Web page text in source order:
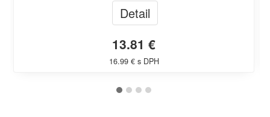
Detail
13.81 €
16.99 € s DPH